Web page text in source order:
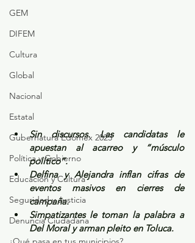
GEM
DIFEM
Cultura
Global
Nacional
Estatal
Gubernatura Edoméx 2023
Política y Gobierno
Educación y Cultura
Seguridad y Justicia
Denuncia Ciudadana
Sin discursos. Las candidatas le
apuestan al acarreo y “músculo
político”.
Delfina y Alejandra inflan cifras de
eventos masivos en cierres de
campaña.
Simpatizantes le toman la palabra a
Del Moral y arman pleito en Toluca.